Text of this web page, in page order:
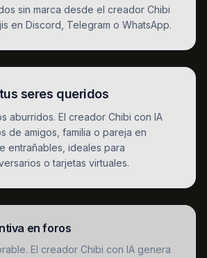
sin marca desde el creador Chibi
en Discord, Telegram o WhatsApp.
seres queridos
aburridos. El creador Chibi con IA
de amigos, familia o pareja en
entrañables, ideales para
o tarjetas virtuales.
en foros
El creador Chibi con IA genera